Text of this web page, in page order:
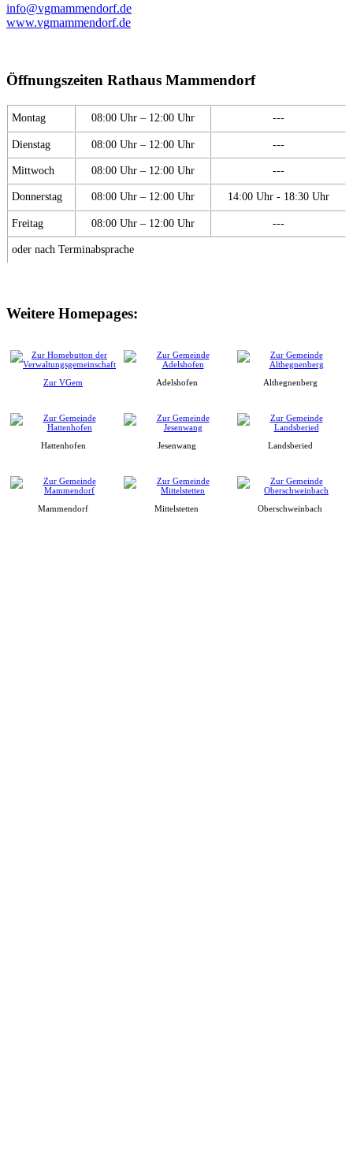
info@vgmammendorf.de
www.vgmammendorf.de
Öffnungszeiten Rathaus Mammendorf
Montag 08:00 Uhr – 12:00 Uhr ---
Dienstag 08:00 Uhr – 12:00 Uhr ---
Mittwoch 08:00 Uhr – 12:00 Uhr ---
Donnerstag 08:00 Uhr – 12:00 Uhr 14:00 Uhr - 18:30 Uhr
Freitag 08:00 Uhr – 12:00 Uhr ---
oder nach Terminabsprache
Weitere Homepages:
Zur VGem Adelshofen Althegnenberg
Hattenhofen Jesenwang Landsberied
Mammendorf Mittelstetten Oberschweinbach